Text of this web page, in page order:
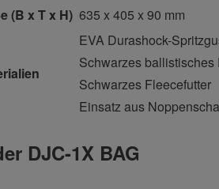
(B x T x H) 635 x 405 x 90 mm
EVA Durashock-
Schwarzes ballistisches
Schwarzes Fleecefutter
Einsatz aus
DJC-1X BAG